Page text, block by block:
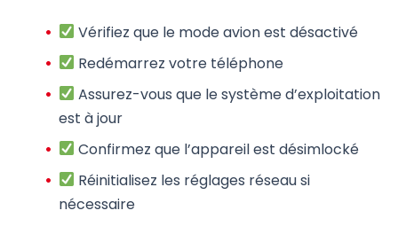
Vérifiez que le mode avion est désactivé
Redémarrez votre téléphone
Assurez-vous que le système d’exploitation
est à jour
Confirmez que l’appareil est désimlocké
Réinitialisez les réglages réseau si
nécessaire